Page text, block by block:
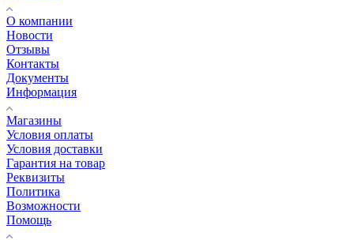
О компании
Новости
Отзывы
Контакты
Документы
Информация
Магазины
Условия оплаты
Условия доставки
Гарантия на товар
Реквизиты
Политика
Возможности
Помощь